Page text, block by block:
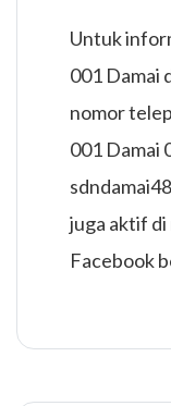
Untuk
001 Damai
nomor
001 Damai
juga aktif di
Facebook